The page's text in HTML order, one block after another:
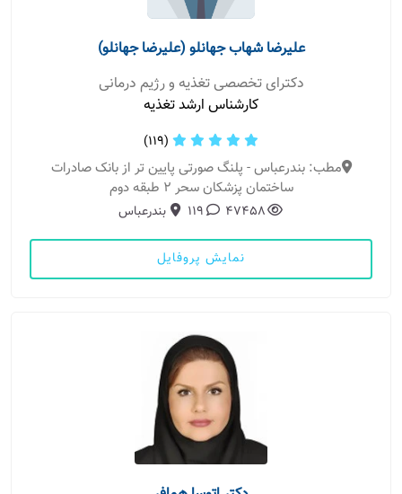
علیرضا شهاب جهانلو (علیرضا جهانلو)
دکترای تخصصی تغذیه و رژیم درمانی
کارشناس ارشد تغذیه
(119)
مطب: بندرعباس - پلنگ صورتی پایین تر از بانک صادرات
ساختمان پزشکان سحر 2 طبقه دوم
47458
119 بندرعباس
نمایش پروفایل